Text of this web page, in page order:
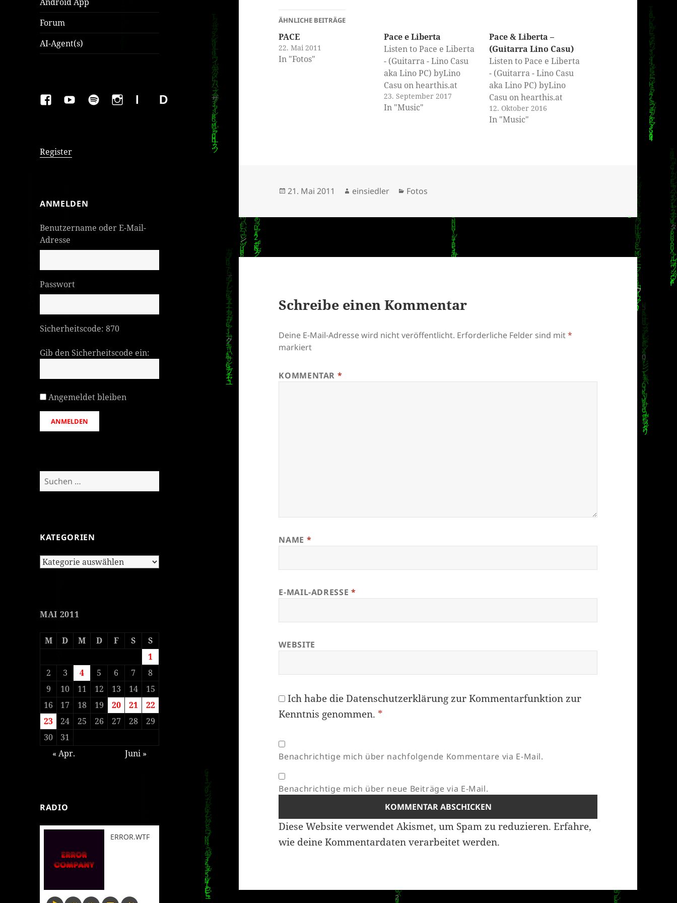
Forum
AI-Agent(s)
FAKEBOOK
YOUTUBESPOTIFYINSTAGRAM
IMPRESSUMDatenschutzerklärung
Register
ANMELDEN
Benutzername oder E-Mail-
Adresse
Passwort
Sicherheitscode: 870
Gib den Sicherheitscode ein:
Angemeldet bleiben
ANMELDEN
Suchen
nach:
KATEGORIEN
Kategorien
MAI 2011
M D M D F S
S
1
2
3 4 5 6 7
8
9
10 11 12 13 14
15
16
17 18 19 20 21
22
23
24 25 26 27 28
29
30
31
« Apr.
Juni »
RADIO
ERROR.WTF
ÄHNLICHE BEITRÄGE
PACE
22. Mai 2011
In "Fotos"
Pace e Liberta
Listen to Pace e Liberta
- (Guitarra - Lino Casu
aka Lino PC) byLino
Casu on hearthis.at
23. September 2017
In "Music"
Pace & Liberta –
(Guitarra Lino Casu)
Listen to Pace e Liberta
- (Guitarra - Lino Casu
aka Lino PC) byLino
Casu on hearthis.at
12. Oktober 2016
In "Music"
Veröffentlicht
21. Mai 2011 Autor
einsiedler Kategorien
Fotos
Schreibe einen Kommentar
Deine E-Mail-Adresse wird nicht veröffentlicht. Erforderliche Felder sind mit*
markiert
KOMMENTAR *
NAME *
E-MAIL-ADRESSE *
WEBSITE
Ich habe dieDatenschutzerklärungzur Kommentarfunktion zur
Kenntnis genommen. *
Benachrichtige mich über nachfolgende Kommentare via E-Mail.
Benachrichtige mich über neue Beiträge via E-Mail.
Diese Website verwendet Akismet, um Spam zu reduzieren.Erfahre,
wie deine Kommentardaten verarbeitet werden.